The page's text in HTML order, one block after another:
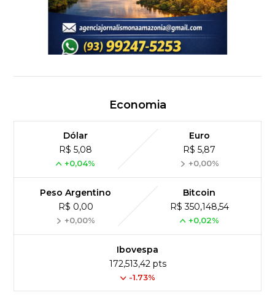
Economia
Dólar
R$ 5,08
+0,04%
Euro
R$ 5,87
+0,00%
Peso Argentino
R$ 0,00
+0,00%
Bitcoin
R$ 350,148,54
+0,02%
Ibovespa
172,513,42 pts
-1.73%